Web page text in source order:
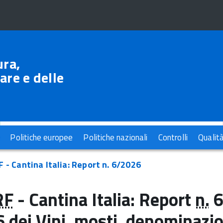
e delle
Politiche europee Politiche nazionali Controlli
- Cantina Italia: Report n. 6/2026
- Cantina Italia: Report n.